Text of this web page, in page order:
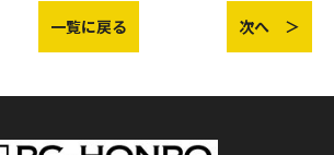
一覧に戻る 次へ ＞